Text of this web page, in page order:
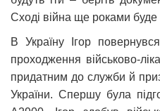
Сході війна ще роками буде
В Україну Ігор
проходження військово-
придатним до служби й
України. Спершу була